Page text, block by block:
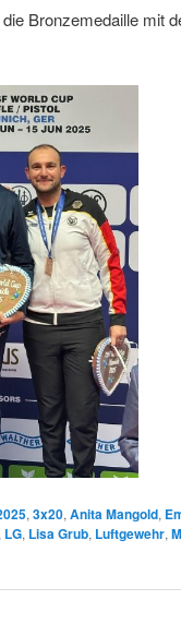
Bronzemedaille mit
, 3x20, Anita Mangold,
LG, Lisa Grub, Luftgewehr,